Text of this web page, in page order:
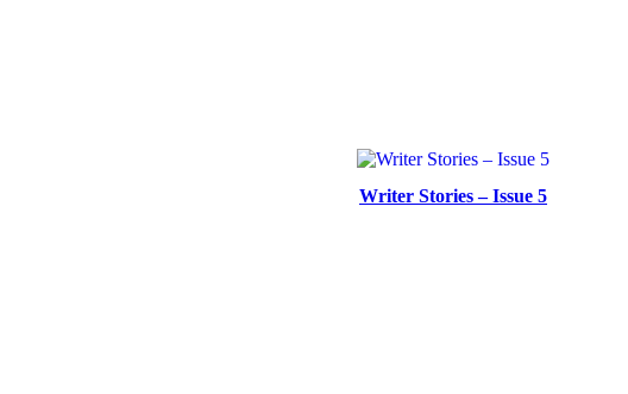
Writer Stories – Issue 5